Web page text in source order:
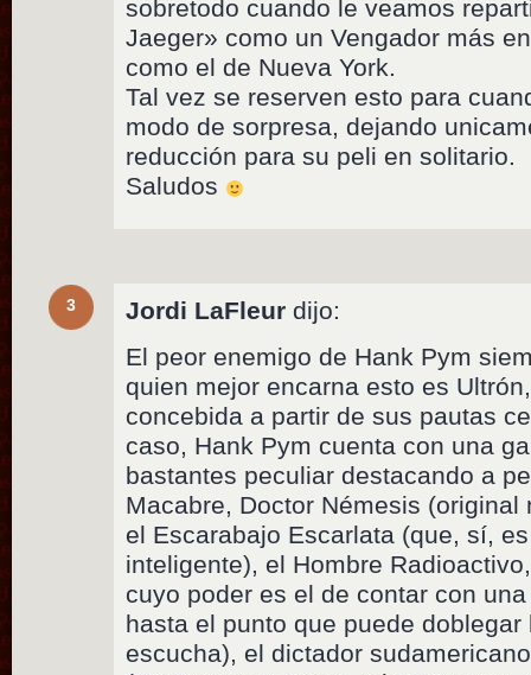
sobretodo cuando le veamos
Jaeger» como un Vengador más
como el de Nueva York.
Tal vez se reserven esto para
modo de sorpresa, dejando
reducción para su peli en solitario.
Saludos
3 Jordi LaFleur dijo:
El peor enemigo de Hank Pym
quien mejor encarna esto es
concebida a partir de sus pautas
caso, Hank Pym cuenta con una
bastantes peculiar destacando a
Macabre, Doctor Némesis
el Escarabajo Escarlata (que, sí,
inteligente), el Hombre
cuyo poder es el de contar con
hasta el punto que puede
escucha), el dictador